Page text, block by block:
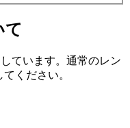
て
ています。通常のレン
ください。